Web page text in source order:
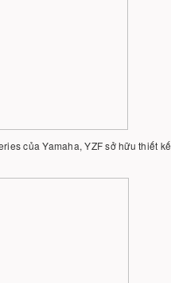
của Yamaha, YZF sở hữu thiết kế